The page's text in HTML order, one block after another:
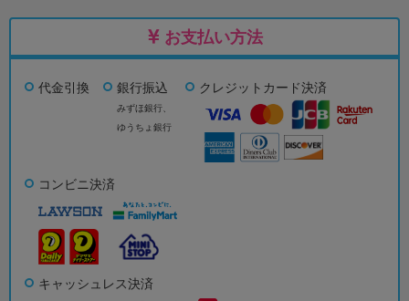
お支払い方法
代金引換 銀行振込
みずほ銀行、
ゆうちょ銀行
クレジットカード決済
コンビニ決済
キャッシュレス決済